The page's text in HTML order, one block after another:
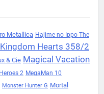
Metallica Hajime no Ippo The
Kingdom Hearts 358/2
& Cie Magical Vacation
2 MegaMan 10
Monster Hunter G Mortal